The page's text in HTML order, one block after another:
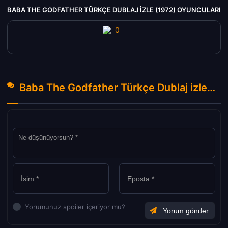
BABA THE GODFATHER TÜRKÇE DUBLAJ IZLE (1972) OYUNCULARI
Baba The Godfather Türkçe Dublaj izle (1972) Hakkında Yorumlar
Yorumunuz spoiler içeriyor mu?